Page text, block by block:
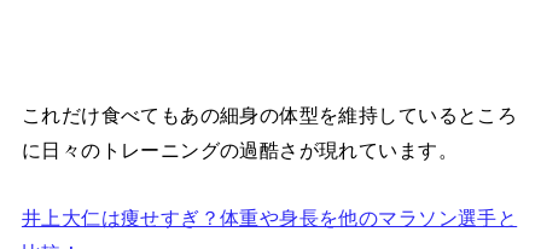
これだけ食べてもあの細身の体型を維持しているところ
に日々のトレーニングの過酷さが現れています。
井上大仁は痩せすぎ？体重や身長を他のマラソン選手と